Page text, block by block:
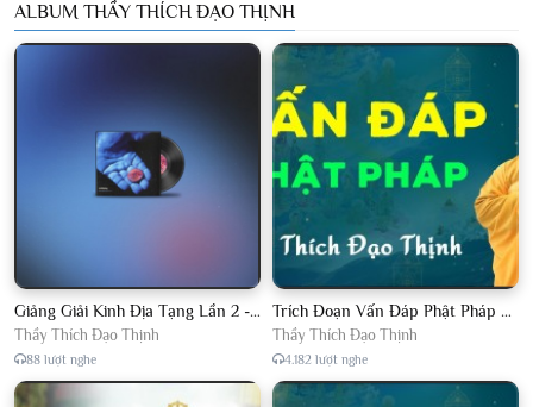
ALBUM THẦY THÍCH ĐẠO THỊNH
Giảng Giải Kinh Địa Tạng Lần 2 - Thầy Thích Đạo Thịnh - Diệu Pháp Khai Tâm
Thầy Thích Đạo Thịnh
88 lượt nghe
Trích Đoạn Vấn Đáp Phật Pháp 2022
Thầy Thích Đạo Thịnh
4.182 lượt nghe